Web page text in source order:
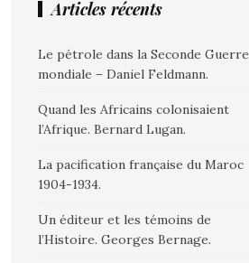
Articles récents
Le pétrole dans la Seconde Guerre
mondiale – Daniel Feldmann.
Quand les Africains colonisaient
l’Afrique. Bernard Lugan.
La pacification française du Maroc
1904-1934.
Un éditeur et les témoins de
l’Histoire. Georges Bernage.